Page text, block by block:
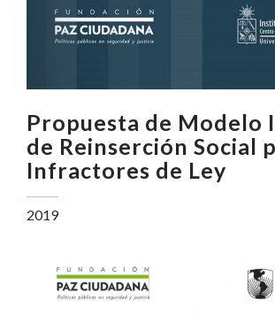
Propuesta de Modelo
de Reinserción Social
Infractores de Ley
2019